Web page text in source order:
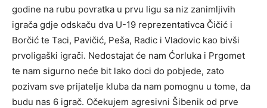
godine na rubu povratka u prvu ligu sa niz zanimljivih
igrača gdje odskaču dva U-19 reprezentativca Čičić i
Borčić te Taci, Pavičić, Peša, Radic i Vladovic kao bivši
prvoligaški igrači. Nedostajat će nam Ćorluka i Prgomet
te nam sigurno neće bit lako doci do pobjede, zato
pozivam sve prijatelje kluba da nam pomognu u tome, da
budu nas 6 igrač. Očekujem agresivni Šibenik od prve